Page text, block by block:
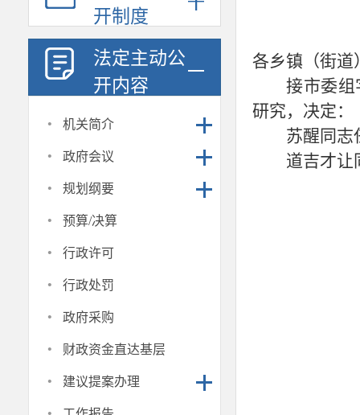
开制度
法定主动公
开内容
· 机关简介
· 政府会议
· 规划纲要
· 预算/决算
· 行政许可
· 行政处罚
· 政府采购
· 财政资金直达基层
· 建议提案办理
各乡镇（街道
接市委组
研究，决定：
苏醒同志
道吉才让